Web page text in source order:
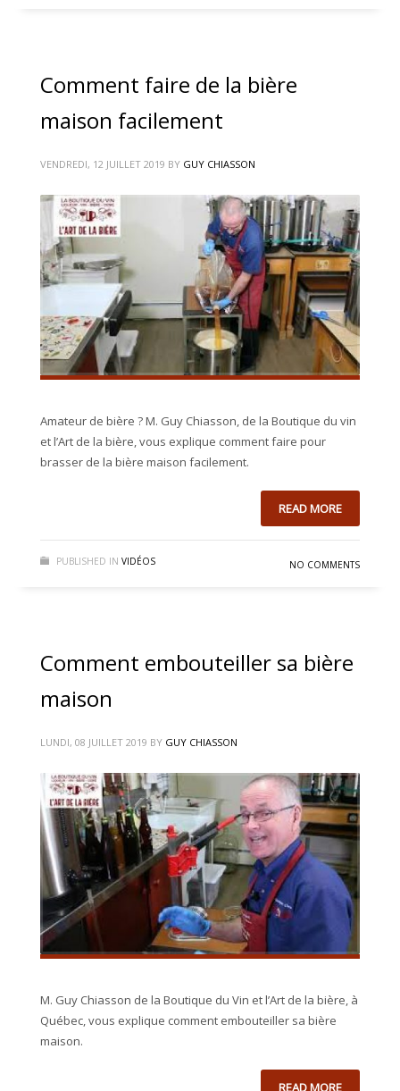
Comment faire de la bière
maison facilement
VENDREDI, 12 JUILLET 2019 BY GUY CHIASSON
Amateur de bière ? M. Guy Chiasson, de la Boutique du vin
et l’Art de la bière, vous explique comment faire pour
brasser de la bière maison facilement.
READ MORE
PUBLISHED IN VIDÉOS NO COMMENTS
Comment embouteiller sa bière
maison
LUNDI, 08 JUILLET 2019 BY GUY CHIASSON
M. Guy Chiasson de la Boutique du Vin et l’Art de la bière, à
Québec, vous explique comment embouteiller sa bière
maison.
READ MORE